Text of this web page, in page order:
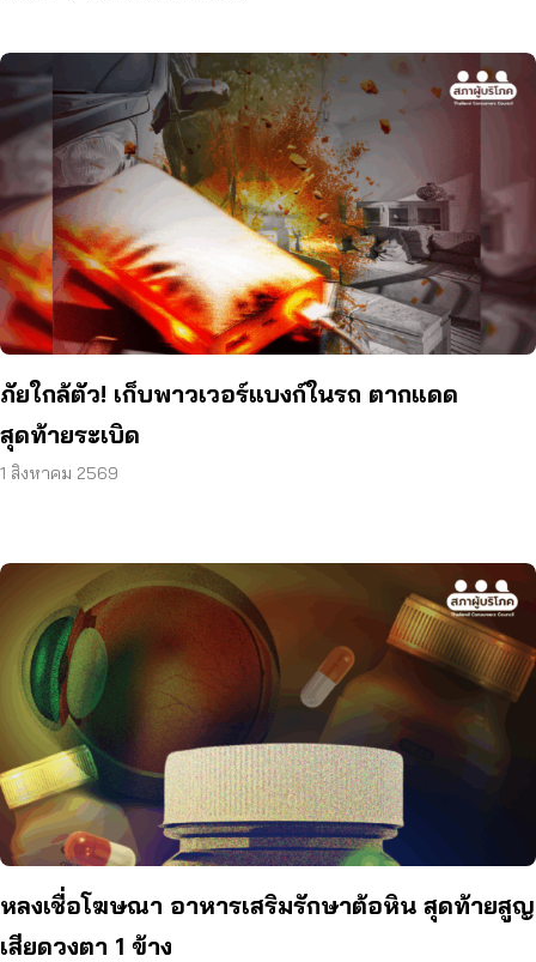
ภัยใกล้ตัว! เก็บพาวเวอร์แบงก์ในรถ ตากแดด
สุดท้ายระเบิด
1 สิงหาคม 2569
หลงเชื่อโฆษณา อาหารเสริมรักษาต้อหิน สุดท้ายสูญ
เสียดวงตา 1 ข้าง